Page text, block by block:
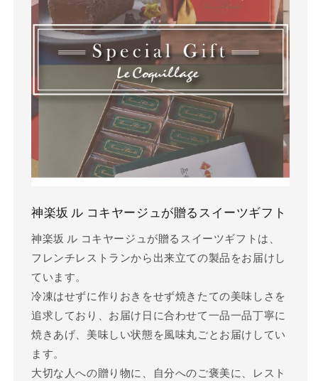
神楽坂 ル コキヤージュが贈るスイーツギフト
神楽坂 ル コキヤージュが贈るスイーツギフトは、
フレンチレストランから出来立ての製品をお届けし
ています。
冷凍はせずに作りおきをせず焼きたての美味しさを
追求しており、お届け日に合わせて一品一品丁寧に
焼きあげ、美味しい状態を風味丸ごとお届けしてい
ます。
大切な人への贈り物に、自分へのご褒美に、レスト